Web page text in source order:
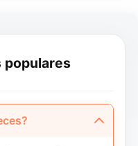
populares